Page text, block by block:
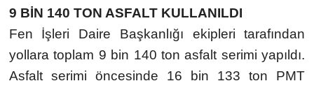
9 BİN 140 TON ASFALT KULLANILDI
Fen İşleri Daire Başkanlığı ekipleri tarafından
yollara toplam 9 bin 140 ton asfalt serimi yapıldı.
Asfalt serimi öncesinde 16 bin 133 ton PMT